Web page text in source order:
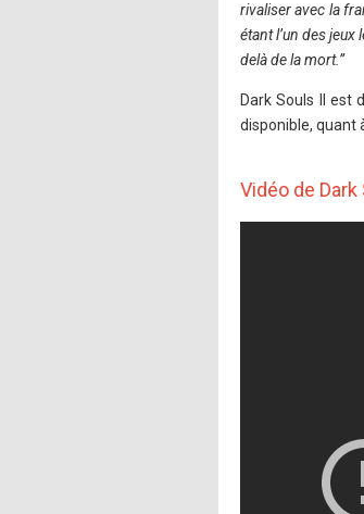
rivaliser avec la
étant l’un des
delà de la mort.”
Dark Souls II est
disponible, quant
Vidéo de Dark